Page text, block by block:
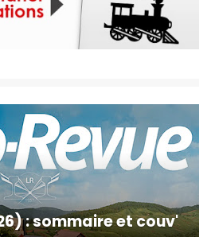
: sommaire et couv'